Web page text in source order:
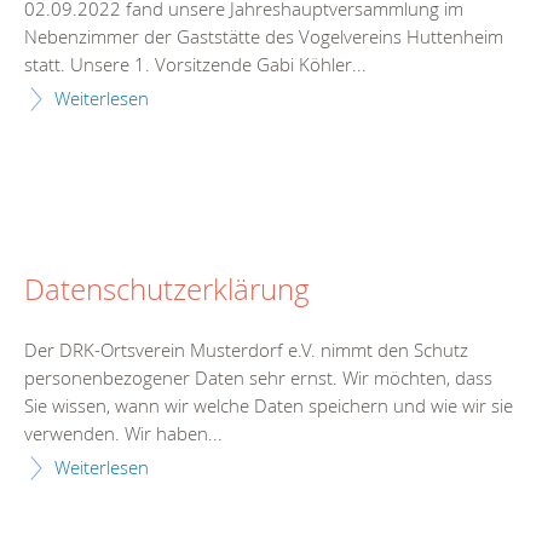
02.09.2022 fand unsere Jahreshauptversammlung im
Nebenzimmer der Gaststätte des Vogelvereins Huttenheim
statt. Unsere 1. Vorsitzende Gabi Köhler...
Weiterlesen
Datenschutzerklärung
Der DRK-Ortsverein Musterdorf e.V. nimmt den Schutz
personenbezogener Daten sehr ernst. Wir möchten, dass
Sie wissen, wann wir welche Daten speichern und wie wir sie
verwenden. Wir haben...
Weiterlesen